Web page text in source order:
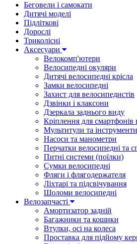
Беговели і самокати
Дитячі моделі
Підліткові
Дорослі
Триколісні
Аксесуари
Велокомп'ютери
Велосипедні окуляри
Дитячі велосипедні крісла
Замки велосипедні
Захист для велосипедистів
Дзвінки і клаксони
Дзеркала заднього виду
Кріплення для смартфонів
Мультитули та інструменти
Насоси та манометри
Перчатки велосипедні та
Питні системи (поїлки)
Сумки велосипедні
Фляги і флягодержателя
Ліхтарі та підсвічування
Шоломи велосипедні
Велозапчасті
Амортизатор задній
Багажники та кошики
Втулки, осі на колеса
Проставка для підйому